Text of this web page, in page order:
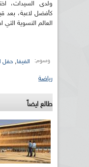
كأفضل لاعبة، بعد
العالم النسوية التي
وسوم: الفيفا, حفل
رياضة
طالع ايضاً